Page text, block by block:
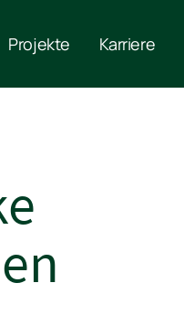
Projekte Karriere